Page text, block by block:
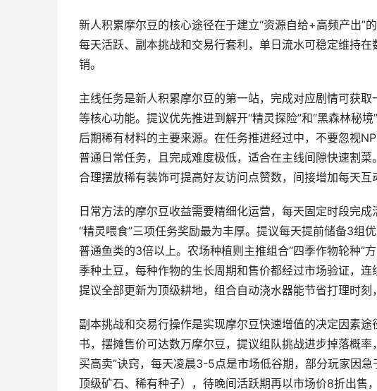
新人积累摩尔豆的核心途径在于建立“资源自给+高频产出”
每天活跃、副本挑战和交易行套利，单日流水可稳定维持
销。
主线任务是新人积累摩尔豆的第一站，完成对应剧情可获
等核心功能。提议优先推进到解开“精灵探险”和“黑森林秘
后期稀有材料的主要来源。在任务推进经过中，不要忽视
普通日常任务，且完成难度极低，适合在主线间隙快速割菜
合理摆放稀有装饰可提高好友访问点赞数，间接增加每天互
日常方法的摩尔豆收益需要精细化运营，每天固定时段完
“精灵喂食”三项任务奖励最为丰厚。提议每天提前储备3组
普通鱼类的3倍以上。农场种植则主推组合“四季作物轮种”
季种土豆，每种作物的生长周期和售价都经过市场验证，
提议全部更新为顶级耕地，组合自动浇水器能节省打理时刻
副本挑战和交易行操作是实现摩尔豆快速增值的决定因素
书，摆摊售价可达数万摩尔豆，提议组队挑战进步掉落概
买高卖”诀窍，每天凌晨3-5点是市场低谷期，部分玩家因
顶级矿石、稀有种子），待晚间活跃期再以市场价8折出售